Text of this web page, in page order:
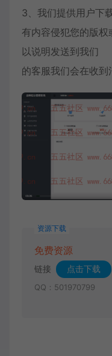
3、我们提供用户下
有内容侵犯您的版
以说明发送到我们
的客服我们会在收到
资源下载
免费资源
链接 点击下载
QQ：501970799